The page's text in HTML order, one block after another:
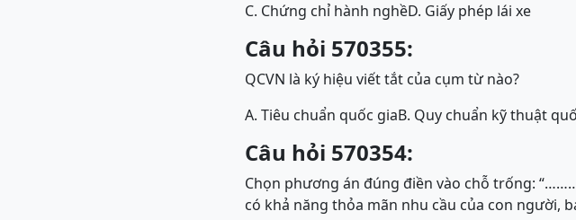
C. Chứng chỉ hành nghềD. Giấy phép lái xe
Câu hỏi 570355:
QCVN là ký hiệu viết tắt của cụm từ nào?
A. Tiêu chuẩn quốc giaB. Quy chuẩn kỹ thuật
Câu hỏi 570354:
Chọn phương án đúng điền vào chỗ trống:
có khả năng thỏa mãn nhu cầu của con người,